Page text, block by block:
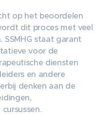
op het beoordelen
dit proces met veel
staat garant
voor de
diensten
en andere
denken aan de